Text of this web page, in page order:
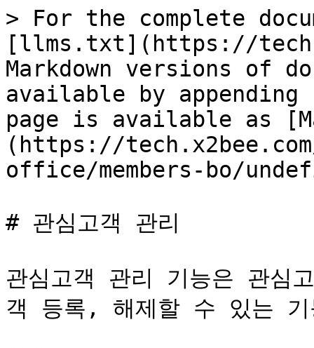
> For the complete
[llms.txt](https://
Markdown versions of
available by
page is available as
(https://
office/members-bo/
# 관심고객 관리
관심고객 관리 기능은 관심
객 등록, 해제할 수 있는 기